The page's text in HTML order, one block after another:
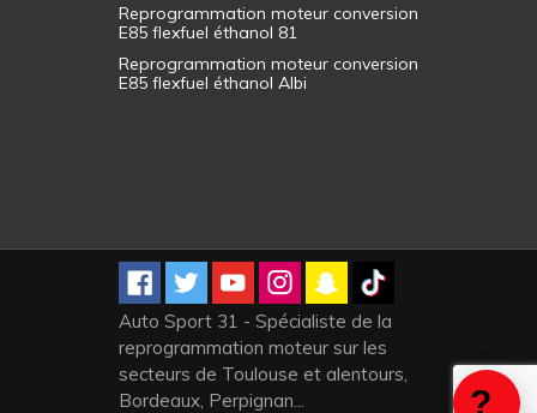
Reprogrammation moteur conversion
E85 flexfuel éthanol 81
Reprogrammation moteur conversion
E85 flexfuel éthanol Albi
Auto Sport 31 - Spécialiste de la
reprogrammation moteur sur les
secteurs de Toulouse et alentours,
Bordeaux, Perpignan...